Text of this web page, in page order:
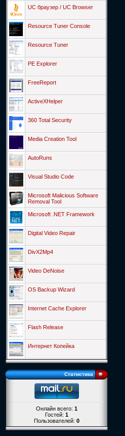
UC браузер / UC Browser
Resource Tuner Console
Resource Tuner
PE Explorer
FreeReport
ActiveXHelper
360 Total Security
Media Creation Tool
AutoRuns
Visual Studio Code
Microsoft Malicious Software
Removal Tool
Microsoft .NET Framework
Digital Video Repair
DivX2Mp4
Video DeNoise
OS Backup Wizard
Internet Cache Explorer
Flash Release
Интернет Копейка
Статистика
Онлайн всего:1
Гостей:1
Пользователей:0